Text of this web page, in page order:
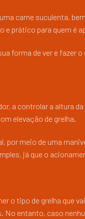
carne suculenta,
prático para quem é
forma de ver e fazer
a controlar a altura
elevação de grelha.
por meio de uma
já que o
o tipo de grelha que
No entanto, caso